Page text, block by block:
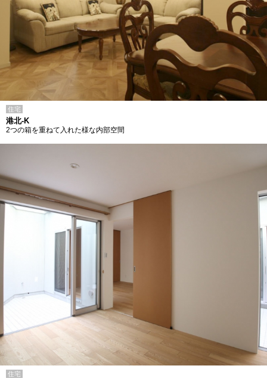
住宅
港北-K
2つの箱を重ねて入れた様な内部空間
住宅